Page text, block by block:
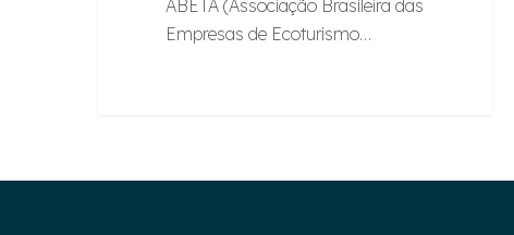
ABETA (Associação Brasileira das
Empresas de Ecoturismo…